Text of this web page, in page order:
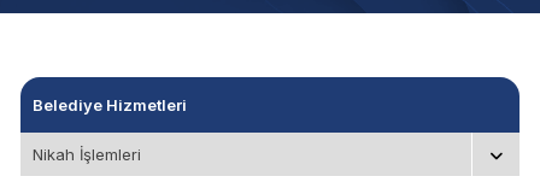
Belediye Hizmetleri
Nikah İşlemleri